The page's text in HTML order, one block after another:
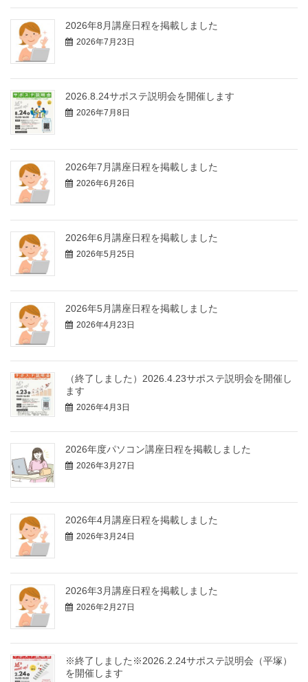
2026年8月講座日程を掲載しました
2026年7月23日
2026.8.24サポステ説明会を開催します
2026年7月8日
2026年7月講座日程を掲載しました
2026年6月26日
2026年6月講座日程を掲載しました
2026年5月25日
2026年5月講座日程を掲載しました
2026年4月23日
（終了しました）2026.4.23サポステ説明会を開催し
ます
2026年4月3日
2026年度パソコン講座日程を掲載しました
2026年3月27日
2026年4月講座日程を掲載しました
2026年3月24日
2026年3月講座日程を掲載しました
2026年2月27日
※終了しました※2026.2.24サポステ説明会（平塚）
を開催します